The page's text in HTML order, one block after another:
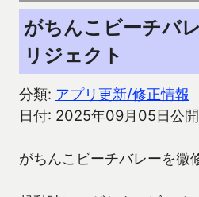
がちんこビーチバ
リジェクト
分類: アプリ更新/修正情報
日付: 2025年09月05日公開
がちんこビーチバレーを微